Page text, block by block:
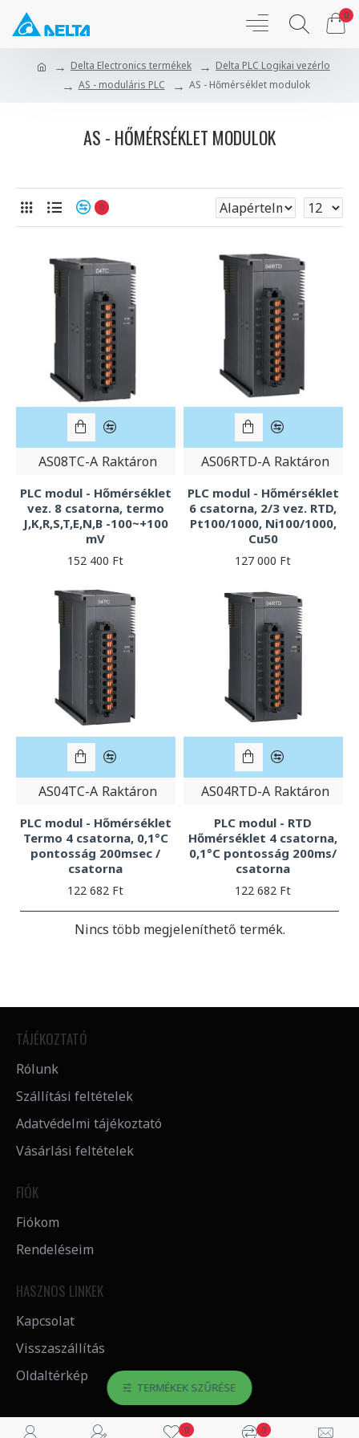
0
Delta Electronics termékek
Delta PLC Logikai vezérlo
AS - moduláris PLC
AS - Hőmérséklet modulok
AS - HŐMÉRSÉKLET MODULOK
0
AS08TC-A Raktáron
PLC modul - Hőmérséklet
vez. 8 csatorna, termo
J,K,R,S,T,E,N,B -100~+100
mV
152 400 Ft
AS06RTD-A Raktáron
PLC modul - Hőmérséklet
6 csatorna, 2/3 vez. RTD,
Pt100/1000, Ni100/1000,
Cu50
127 000 Ft
AS04TC-A Raktáron
PLC modul - Hőmérséklet
Termo 4 csatorna, 0,1°C
pontosság 200msec /
csatorna
122 682 Ft
AS04RTD-A Raktáron
PLC modul - RTD
Hőmérséklet 4 csatorna,
0,1°C pontosság 200ms/
csatorna
122 682 Ft
Nincs több megjeleníthető termék.
TÁJÉKOZTATÓ
Rólunk
Szállítási feltételek
Adatvédelmi tájékoztató
Vásárlási feltételek
FIÓK
Fiókom
Rendeléseim
HASZNOS LINKEK
Kapcsolat
Visszaszállítás
Oldaltérkép
0 0
TERMÉKEK SZŰRÉSE